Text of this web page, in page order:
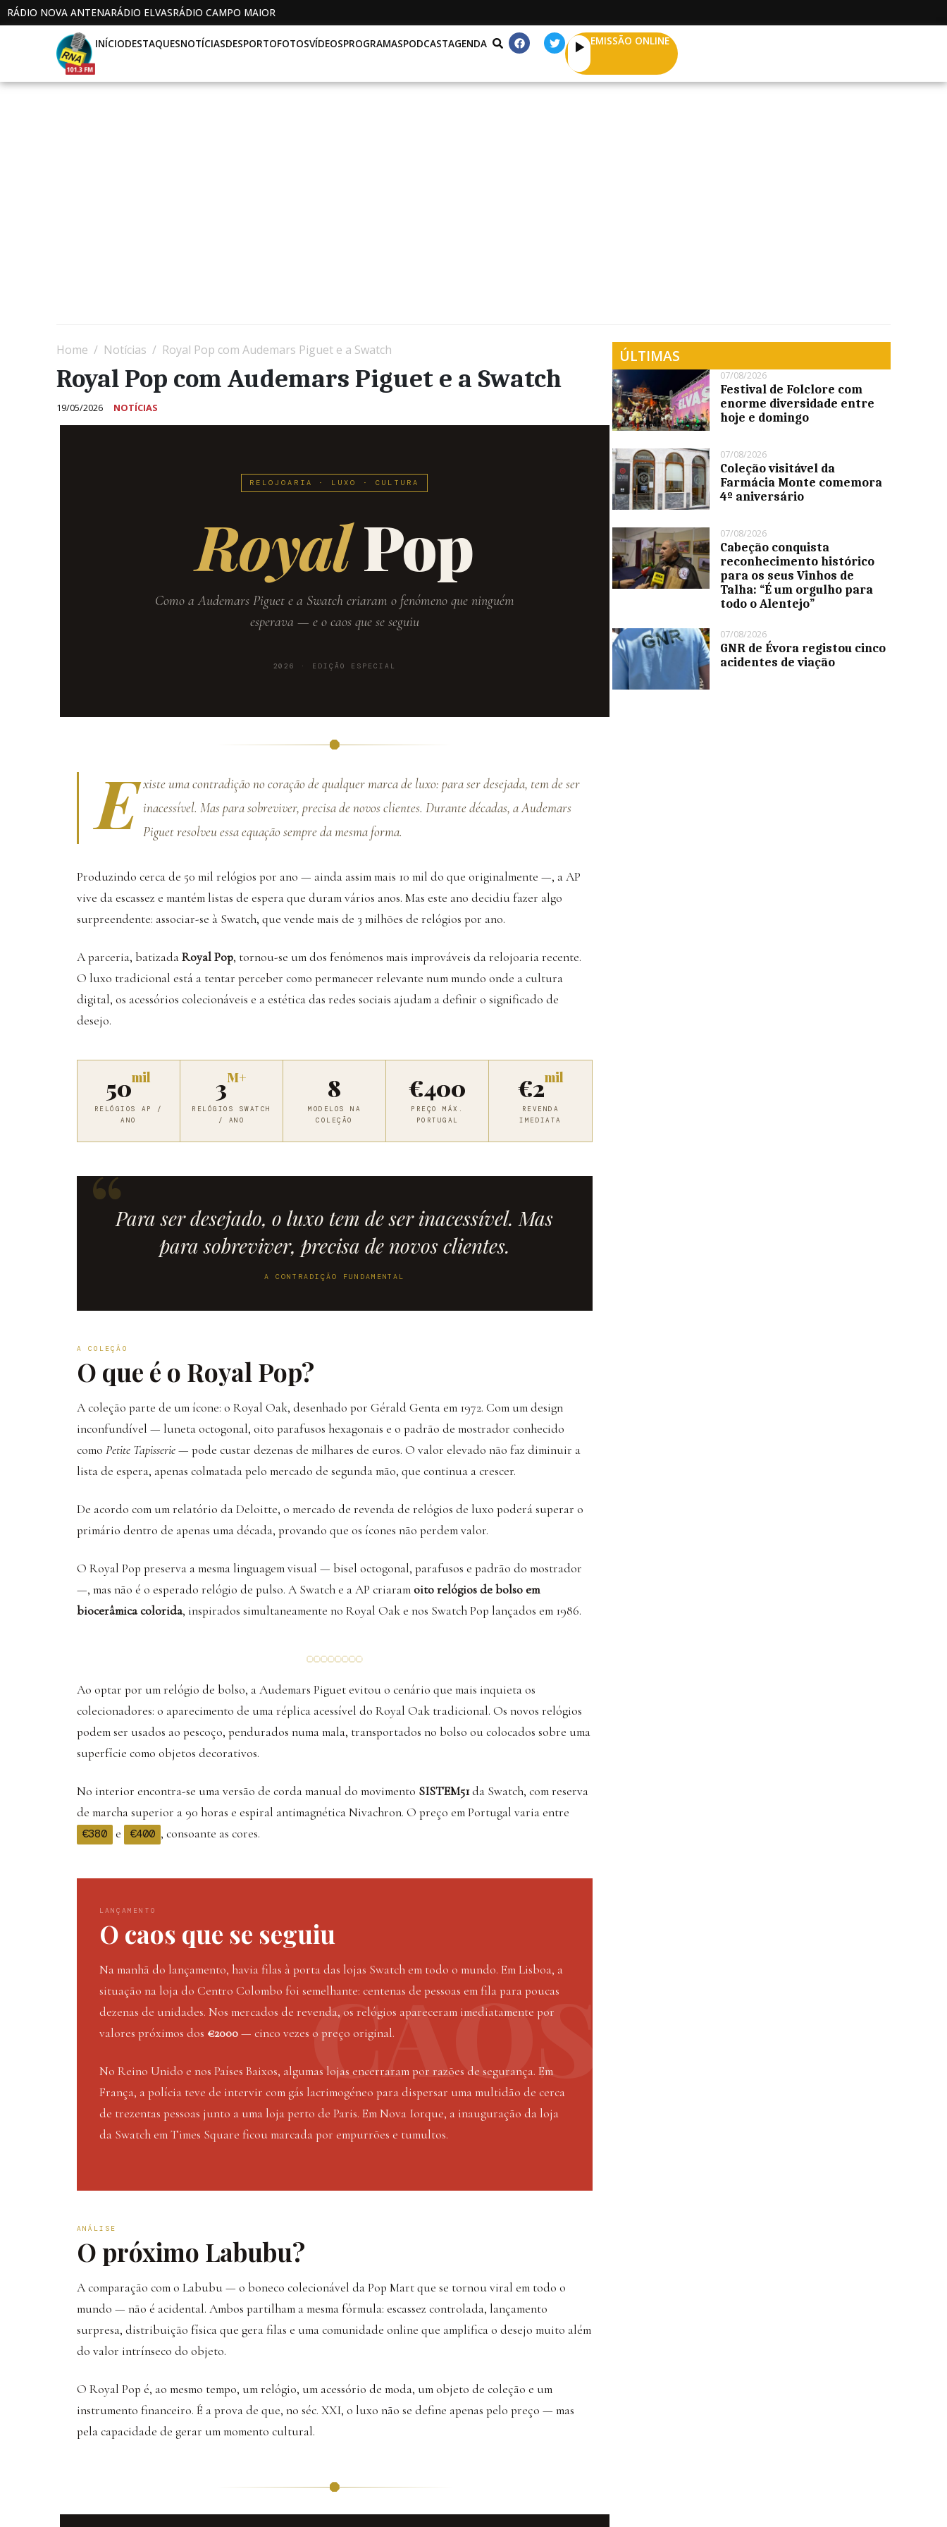
RÁDIO NOVA ANTENARÁDIO ELVASRÁDIO CAMPO MAIOR
INÍCIODESTAQUESNOTÍCIASDESPORTOFOTOSVÍDEOSPROGRAMASPODCASTAGENDA EMISSÃO ONLINE
Home Notícias Royal Pop com Audemars Piguet e a Swatch
Royal Pop com Audemars Piguet e a Swatch
19/05/2026 NOTÍCIAS
RELOJOARIA · LUXO · CULTURA
RoyalPop
Como a Audemars Piguet e a Swatch criaram o fenómeno que ninguém
esperava — e o caos que se seguiu
2026 · EDIÇÃO ESPECIAL
E xiste uma contradição no coração de qualquer marca de luxo: para ser desejada, tem de ser
inacessível. Mas para sobreviver, precisa de novos clientes. Durante décadas, a Audemars
Piguet resolveu essa equação sempre da mesma forma.
Produzindo cerca de 50 mil relógios por ano — ainda assim mais 10 mil do que originalmente —, a AP
vive da escassez e mantém listas de espera que duram vários anos. Mas este ano decidiu fazer algo
surpreendente: associar-se à Swatch, que vende mais de 3 milhões de relógios por ano.
A parceria, batizadaRoyal Pop, tornou-se um dos fenómenos mais improváveis da relojoaria recente.
O luxo tradicional está a tentar perceber como permanecer relevante num mundo onde a cultura
digital, os acessórios colecionáveis e a estética das redes sociais ajudam a definir o significado de
desejo.
50mil
RELÓGIOS AP /
ANO
3M+
RELÓGIOS SWATCH
/ ANO
8
MODELOS NA
COLEÇÃO
€400
PREÇO MÁX.
PORTUGAL
€2mil
REVENDA
IMEDIATA
Para ser desejado, o luxo tem de ser inacessível. Mas
para sobreviver, precisa de novos clientes.
A CONTRADIÇÃO FUNDAMENTAL
A COLEÇÃO
O que é o Royal Pop?
A coleção parte de um ícone: o Royal Oak, desenhado por Gérald Genta em 1972. Com um design
inconfundível — luneta octogonal, oito parafusos hexagonais e o padrão de mostrador conhecido
como Petite Tapisserie— pode custar dezenas de milhares de euros. O valor elevado não faz diminuir a
lista de espera, apenas colmatada pelo mercado de segunda mão, que continua a crescer.
De acordo com um relatório da Deloitte, o mercado de revenda de relógios de luxo poderá superar o
primário dentro de apenas uma década, provando que os ícones não perdem valor.
O Royal Pop preserva a mesma linguagem visual — bisel octogonal, parafusos e padrão do mostrador
—, mas não é o esperado relógio de pulso. A Swatch e a AP criaramoito relógios de bolso em
biocerâmica colorida, inspirados simultaneamente no Royal Oak e nos Swatch Pop lançados em 1986.
Ao optar por um relógio de bolso, a Audemars Piguet evitou o cenário que mais inquieta os
colecionadores: o aparecimento de uma réplica acessível do Royal Oak tradicional. Os novos relógios
podem ser usados ao pescoço, pendurados numa mala, transportados no bolso ou colocados sobre uma
superfície como objetos decorativos.
No interior encontra-se uma versão de corda manual do movimento SISTEM51da Swatch, com reserva
de marcha superior a 90 horas e espiral antimagnética Nivachron. O preço em Portugal varia entre
€380 e €400 , consoante as cores.
LANÇAMENTO
O caos que se seguiu
Na manhã do lançamento, havia filas à porta das lojas Swatch em todo o mundo. Em Lisboa, a
situação na loja do Centro Colombo foi semelhante: centenas de pessoas em fila para poucas
dezenas de unidades. Nos mercados de revenda, os relógios apareceram imediatamente por
valores próximos dos €2000— cinco vezes o preço original.
No Reino Unido e nos Países Baixos, algumas lojas encerraram por razões de segurança. Em
França, a polícia teve de intervir com gás lacrimogéneo para dispersar uma multidão de cerca
de trezentas pessoas junto a uma loja perto de Paris. Em Nova Iorque, a inauguração da loja
da Swatch em Times Square ficou marcada por empurrões e tumultos.
ANÁLISE
O próximo Labubu?
A comparação com o Labubu — o boneco colecionável da Pop Mart que se tornou viral em todo o
mundo — não é acidental. Ambos partilham a mesma fórmula: escassez controlada, lançamento
surpresa, distribuição física que gera filas e uma comunidade online que amplifica o desejo muito além
do valor intrínseco do objeto.
O Royal Pop é, ao mesmo tempo, um relógio, um acessório de moda, um objeto de coleção e um
instrumento financeiro. É a prova de que, no séc. XXI, o luxo não se define apenas pelo preço — mas
pela capacidade de gerar um momento cultural.
ÚLTIMAS
07/08/2026
Festival de Folclore com
enorme diversidade entre
hoje e domingo
07/08/2026
Coleção visitável da
Farmácia Monte comemora
4º aniversário
07/08/2026
Cabeção conquista
reconhecimento histórico
para os seus Vinhos de
Talha: “É um orgulho para
todo o Alentejo”
07/08/2026
GNR de Évora registou cinco
acidentes de viação